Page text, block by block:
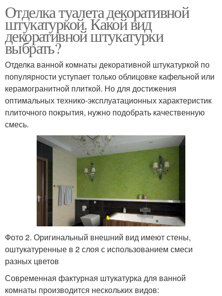
Отделка туалета декоративной
штукатуркой. Какой вид
декоративной штукатурки
выбрать?
Отделка ванной комнаты декоративной штукатуркой по
популярности уступает только облицовке кафельной или
керамогранитной плиткой. Но для достижения
оптимальных технико-эксплуатационных характеристик
плиточного покрытия, нужно подобрать качественную
смесь.
Фото 2. Оригинальный внешний вид имеют стены,
оштукатуренные в 2 слоя с использованием смеси
разных цветов
Современная фактурная штукатурка для ванной
комнаты производится нескольких видов: